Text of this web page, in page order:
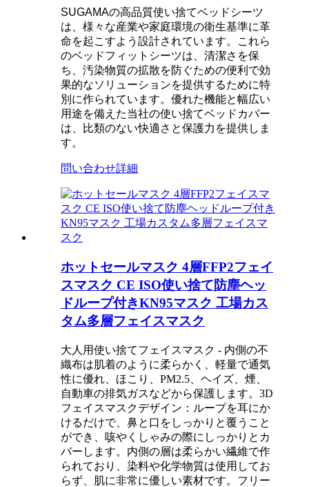
SUGAMAの高品質使い捨てベッドシーツ
は、様々な産業や家庭環境の衛生基準に革
命を起こすよう設計されています。これら
のベッドフィットシーツは、清潔さを保
ち、汚染物質の拡散を防ぐための便利で効
果的なソリューションを提供するために特
別に作られています。優れた機能と幅広い
用途を備えた当社の使い捨てベッドカバー
は、比類のない快適さと保護力を提供しま
す。
問い合わせ詳細
ホットセールマスク 4層FFP2フェイ
スマスク CE ISO使い捨て防塵ヘッ
ドループ付きKN95マスク 工場カス
タム多層フェイスマスク
大人用使い捨てフェイスマスク - 内側の不
織布は肌着のように柔らかく、軽量で通気
性に優れ、ほこり、PM2.5、ヘイズ、煙、
自動車の排気ガスなどから保護します。3D
フェイスマスクデザイン：ループを耳にか
けるだけで、鼻と口をしっかりと覆うこと
ができ、咳やくしゃみの際にしっかりとカ
バーします。内側の層は柔らかい繊維で作
られており、染料や化学物質は使用してお
らず、肌に非常に優しい素材です。フリー